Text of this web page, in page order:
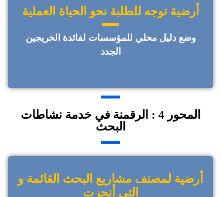
أرضية توجه للطلبة نحو الحياة العملية
وضع دليل محلي للمؤسسات لفائدة الخريجين
الجدد
المحور 4 : الرقمنة في خدمة نشاطات
البحث
أرضية لمصنف مشاريع البحث القائمة و
التي أنجزت